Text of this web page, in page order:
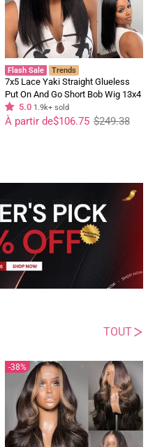
Flash Sale Trends
7x5 Lace Yaki Straight Glueless
Put On And Go Short Bob Wig 13x4
Lace Frontal Invisi Drawstring
Flash Sale
5.0 1.9k+ sold
Prix
régulier
$249.38
Prix
réduit
À partir de$106.75
TOUT
38%